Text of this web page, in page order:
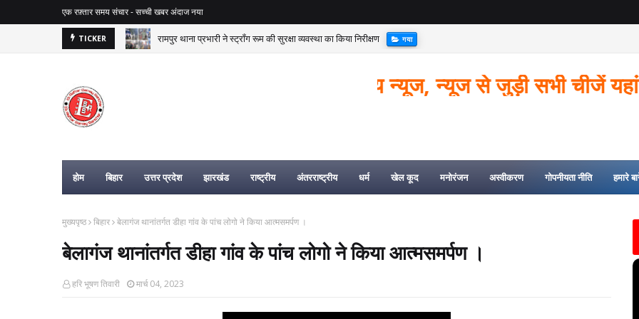
एक रफ़्तार समय संचार - सच्ची खबर अंदाज नया
TICKER मैगरा में पुलिस-एसटीएफ की संयुक्त कार्रवाई, पहाड़ी क्षेत्र से देशी कट्टा और कारतूस बरामद
झारखंड न्यूज, राष्ट्रीय और अंतर्राष्ट्रीय न्यूज, न्यूज से जुड़ी सभी चीजें यहां
होम बिहार उत्तर प्रदेश झारखंड राष्ट्रीय अंतरराष्ट्रीय धर्म खेल कूद मनोरंजन अस्वीकरण गोपनीयता नीति हमारे
मुख्यपृष्ठ बिहार बेलागंज थानांतर्गत डीहा गांव के पांच लोगो ने किया आत्मसमर्पण ।
बेलागंज थानांतर्गत डीहा गांव के पांच लोगो ने किया आत्मसमर्पण ।
हरि भूषण तिवारी मार्च 04, 2023